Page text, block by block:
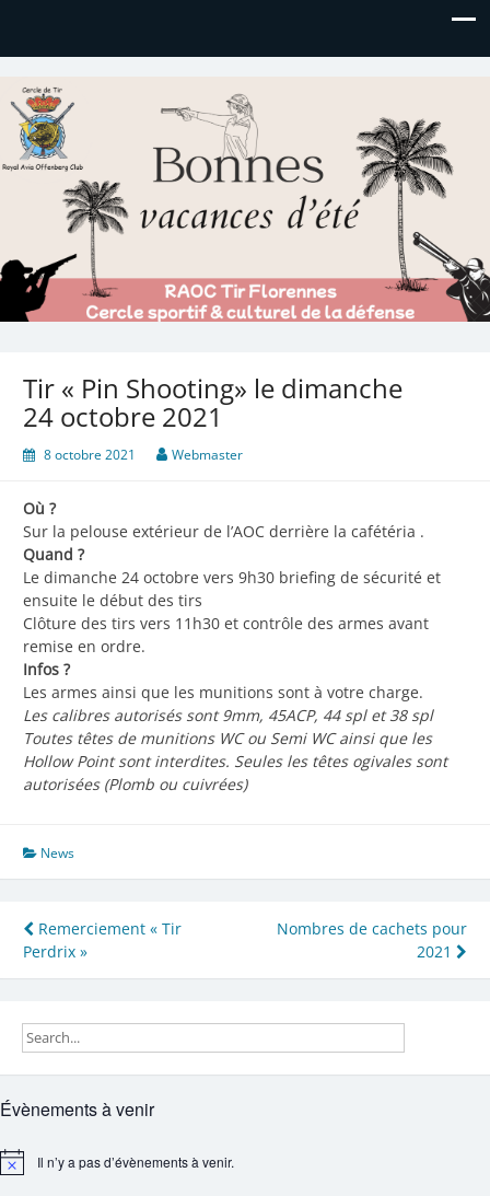
Royal AOC Florennes
Section TIR de l'AVIA
Tir « Pin Shooting» le dimanche
24 octobre 2021
8 octobre 2021 Webmaster
Où ?
Sur la pelouse extérieur de l’AOC derrière la cafétéria .
Quand ?
Le dimanche 24 octobre vers 9h30 briefing de sécurité et
ensuite le début des tirs
Clôture des tirs vers 11h30 et contrôle des armes avant
remise en ordre.
Infos ?
Les armes ainsi que les munitions sont à votre charge.
Les calibres autorisés sont 9mm, 45ACP, 44 spl et 38 spl
Toutes têtes de munitions WC ou Semi WC ainsi que les
Hollow Point sont interdites. Seules les têtes ogivales sont
autorisées (Plomb ou cuivrées)
News
Navigation
de
Remerciement « Tir
Perdrix »
Nombres de cachets pour
2021
Évènements à venir
Notice Il n’y a pas d’évènements à venir.